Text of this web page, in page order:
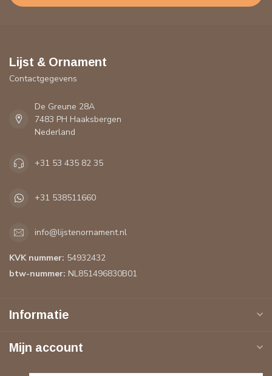
Lijst & Ornament
Contactgegevens
De Greune 28A
7483 PH Haaksbergen
Nederland
+31 53 435 82 35
+31 538511660
info@lijstenornament.nl
KVK nummer: 54932432
btw-nummer: NL851496830B01
Informatie
Mijn account